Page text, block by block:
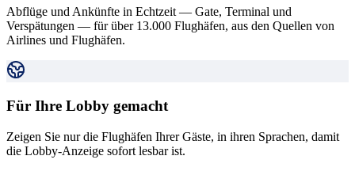
Abflüge und Ankünfte in Echtzeit — Gate, Terminal und
Verspätungen — für über 13.000 Flughäfen, aus den Quellen von
Airlines und Flughäfen.
Für Ihre Lobby gemacht
Zeigen Sie nur die Flughäfen Ihrer Gäste, in ihren Sprachen, damit
die Lobby-Anzeige sofort lesbar ist.